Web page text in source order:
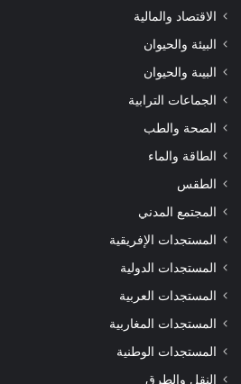
الاقتصاد والمالية
البيئة والحيوان
البيىة والحيوان
الجماعات الترابية
الصحة والطب
الطاقة والماء
الطقس
المجتمع المدني
المستجدات الإفريقية
المستجدات الدولية
المستجدات العربية
المستجدات المغاربية
المستجدات الوطنية
النقل والطرق